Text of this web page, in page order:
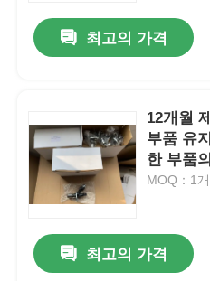
최고의 가격
12개월
부품 유
한 부품
MOQ：1
최고의 가격